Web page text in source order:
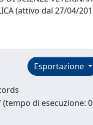
(attivo dal 27/04/
Esportazione
(tempo di esecuzione: